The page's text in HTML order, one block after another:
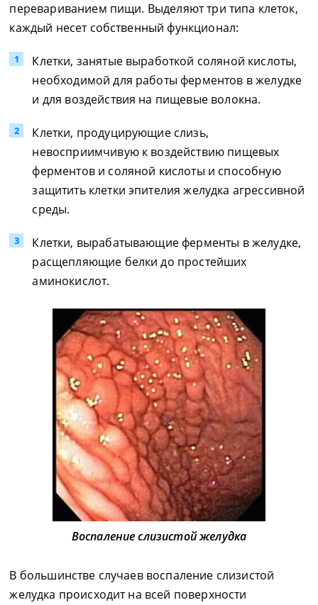
перевариванием пищи. Выделяют три типа клеток,
каждый несет собственный функционал:
Клетки, занятые выработкой соляной кислоты,
необходимой для работы ферментов в желудке
и для воздействия на пищевые волокна.
Клетки, продуцирующие слизь,
невосприимчивую к воздействию пищевых
ферментов и соляной кислоты и способную
защитить клетки эпителия желудка агрессивной
среды.
Клетки, вырабатывающие ферменты в желудке,
расщепляющие белки до простейших
аминокислот.
Воспаление слизистой желудка
В большинстве случаев воспаление слизистой
желудка происходит на всей поверхности